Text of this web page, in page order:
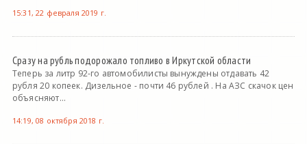
15:31, 22 февраля 2019 г.
Сразу на рубль подорожало топливо в Иркутской области
Теперь за литр 92-го автомобилисты вынуждены отдавать 42
рубля 20 копеек. Дизельное - почти 46 рублей . На АЗС скачок цен
объясняют...
14:19, 08 октября 2018 г.